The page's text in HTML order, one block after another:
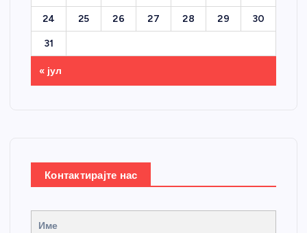
24 25 26 27 28 29 30
31
« јул
Контактирајте нас
Име